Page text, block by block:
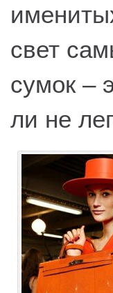
свет
сумок –
ли не